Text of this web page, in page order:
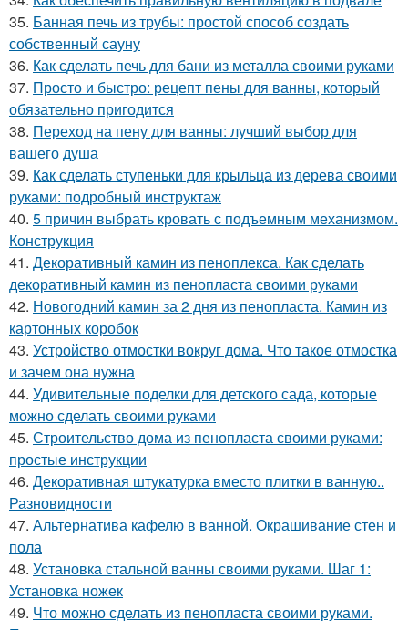
35. Банная печь из трубы: простой способ создать
собственный сауну
36. Как сделать печь для бани из металла своими руками
37. Просто и быстро: рецепт пены для ванны, который
обязательно пригодится
38. Переход на пену для ванны: лучший выбор для
вашего душа
39. Как сделать ступеньки для крыльца из дерева своими
руками: подробный инструктаж
40. 5 причин выбрать кровать с подъемным механизмом.
Конструкция
41. Декоративный камин из пеноплекса. Как сделать
декоративный камин из пенопласта своими руками
42. Новогодний камин за 2 дня из пенопласта. Камин из
картонных коробок
43. Устройство отмостки вокруг дома. Что такое отмостка
и зачем она нужна
44. Удивительные поделки для детского сада, которые
можно сделать своими руками
45. Строительство дома из пенопласта своими руками:
простые инструкции
46. Декоративная штукатурка вместо плитки в ванную..
Разновидности
47. Альтернатива кафелю в ванной. Окрашивание стен и
пола
48. Установка стальной ванны своими руками. Шаг 1:
Установка ножек
49. Что можно сделать из пенопласта своими руками.